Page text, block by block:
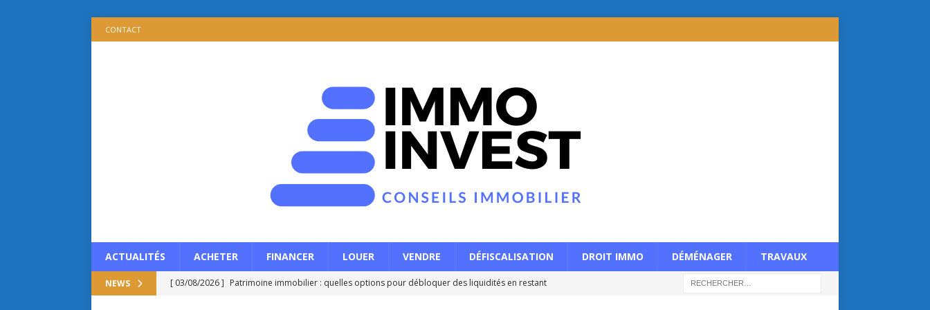
CONTACT
ACTUALITÉS ACHETER FINANCER LOUER VENDRE DÉFISCALISATION DROIT IMMO DÉMÉNAGER TRAVAUX
NEWS [ 03/08/2026 ] Patrimoine immobilier : quelles options pour débloquer des liquidités en restant